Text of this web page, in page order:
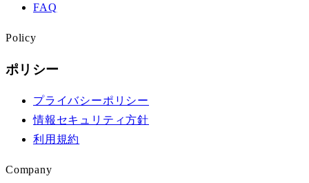
FAQ
Policy
ポリシー
プライバシーポリシー
情報セキュリティ方針
利用規約
Company